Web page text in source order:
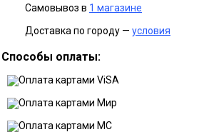
Самовывоз в 1 магазине
Доставка по городу — условия
Способы оплаты: